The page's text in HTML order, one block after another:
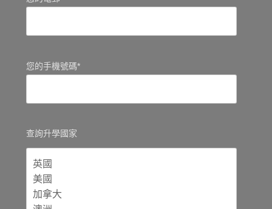
您的手機號碼*
查詢升學國家